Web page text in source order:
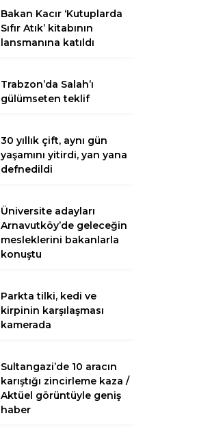
Bakan Kacır ‘Kutuplarda
Sıfır Atık’ kitabının
lansmanına katıldı
Trabzon’da Salah’ı
gülümseten teklif
30 yıllık çift, aynı gün
yaşamını yitirdi, yan yana
defnedildi
Üniversite adayları
Arnavutköy’de geleceğin
mesleklerini bakanlarla
konuştu
Parkta tilki, kedi ve
kirpinin karşılaşması
kamerada
Sultangazi’de 10 aracın
karıştığı zincirleme kaza /
Aktüel görüntüyle geniş
haber